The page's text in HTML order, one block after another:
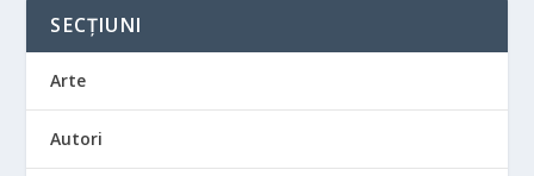
SECȚIUNI
Arte
Autori